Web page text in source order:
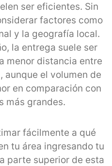
ser eficientes. Sin
factores como
y la geografía local.
la entrega suele ser
menor distancia entre
aunque el volumen de
en comparación con
más grandes.
fácilmente a qué
tu área ingresando tu
parte superior de esta